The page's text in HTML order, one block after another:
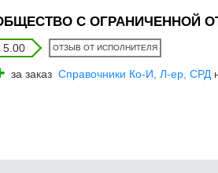
С ОГРАНИЧЕННОЙ
5.00 ОТЗЫВ ОТ ИСПОЛНИТЕЛЯ
за заказ Справочники Ко-И, Л-ер, СРД